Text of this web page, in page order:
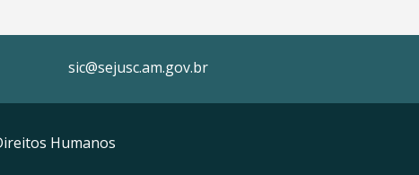
sic@sejusc.am.gov.br
Humanos